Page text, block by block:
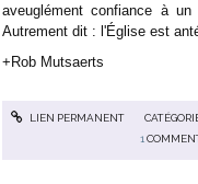
aveuglément confiance à
Autrement dit : l'Église est
+Rob Mutsaerts
LIEN PERMANENT
1